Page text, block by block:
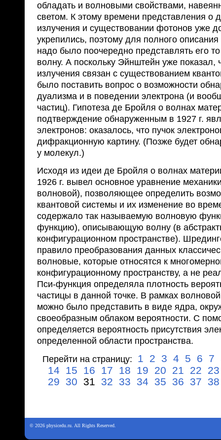
обладать и волновыми свойствами,
светом. К этому времени представления о
излучения и существовании фотонов уже
укрепились, поэтому для полного описания
надо было поочередно представлять его то
волну. А поскольку Эйнштейн уже показал,
излучения связан с существованием
было поставить вопрос о возможности
дуализма и в поведении электрона (и
частиц). Гипотеза де Бройля о волнах
подтверждение обнаруженным в 1927 г.
электронов: оказалось, что пучок
дифракционную картину. (Позже будет
у молекул.)
Исходя из идеи де Бройля о волнах
1926 г. вывел основное уравнение
волновой), позволяющее определить
квантовой системы и их изменение во
содержало так называемую волновую
функцию), описывающую волну (в
конфигурационном пространстве).
правило преобразования данных
волновые, которые относятся к
конфигурационному пространству, а не
Пси-функция определяла плотность
частицы в данной точке. В рамках
можно было представить в виде ядра,
своеобразным облаком вероятности. С
определяется вероятность присутствия
определенной области пространства.
Перейти на страницу:
1 2 3 4 5 6 7
14 15 16 17 18 19 20 21 22 23
29 30 31 32 33 34 35 36 37 38
© 2026 physicedu.ru. All Rights Reserved.